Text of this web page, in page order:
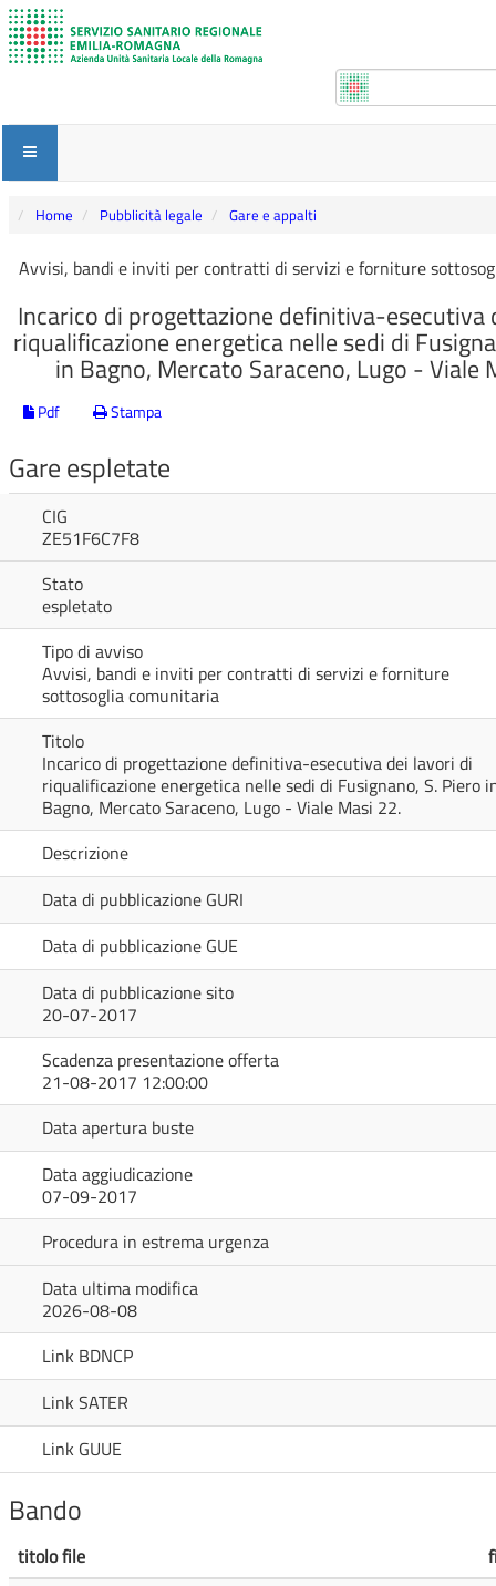
Home Pubblicità legale Gare e appalti
Avvisi, bandi e inviti per contratti di servizi e forniture
Incarico di progettazione definitiva-esecutiva
riqualificazione energetica nelle sedi di
in Bagno, Mercato Saraceno, Lugo - Viale
Pdf Stampa
Gare espletate
CIG
ZE51F6C7F8
Stato
espletato
Tipo di avviso
Avvisi, bandi e inviti per contratti di servizi e forniture
sottosoglia comunitaria
Titolo
Incarico di progettazione definitiva-esecutiva dei lavori di
riqualificazione energetica nelle sedi di Fusignano, S. Piero
Bagno, Mercato Saraceno, Lugo - Viale Masi 22.
Descrizione
Data di pubblicazione GURI
Data di pubblicazione GUE
Data di pubblicazione sito
20-07-2017
Scadenza presentazione offerta
21-08-2017 12:00:00
Data apertura buste
Data aggiudicazione
07-09-2017
Procedura in estrema urgenza
Data ultima modifica
2026-08-08
Link BDNCP
Link SATER
Link GUUE
Bando
titolo file